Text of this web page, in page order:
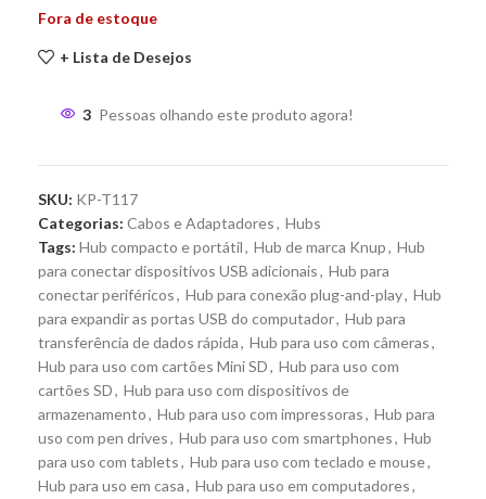
Fora de estoque
+ Lista de Desejos
3 Pessoas olhando este produto agora!
SKU: KP-T117
Categorias: Cabos e Adaptadores, Hubs
Tags: Hub compacto e portátil, Hub de marca Knup, Hub
para conectar dispositivos USB adicionais, Hub para
conectar periféricos, Hub para conexão plug-and-play, Hub
para expandir as portas USB do computador, Hub para
transferência de dados rápida, Hub para uso com câmeras,
Hub para uso com cartões Mini SD, Hub para uso com
cartões SD, Hub para uso com dispositivos de
armazenamento, Hub para uso com impressoras, Hub para
uso com pen drives, Hub para uso com smartphones, Hub
para uso com tablets, Hub para uso com teclado e mouse,
Hub para uso em casa, Hub para uso em computadores,